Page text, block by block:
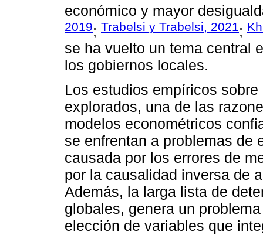
económico y mayor
2019; Trabelsi y Trabelsi, 2021 ;
se ha vuelto un tema central
los gobiernos locales.
Los estudios empíricos
explorados, una de las
modelos econométricos
se enfrentan a problemas de
causada por los errores de
por la causalidad inversa de
Además, la larga lista de
globales, genera un
elección de variables que